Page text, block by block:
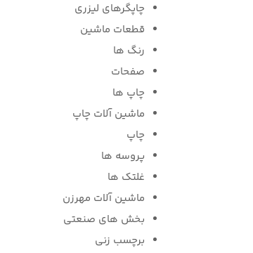
چاپگرهای لیزری
قطعات ماشین
رنگ ها
صفحات
چاپ ها
ماشین آلات چاپ
چاپ
پروسه ها
غلتک ها
ماشین آلات مهرزن
بخش های صنعتی
برچسب زنی